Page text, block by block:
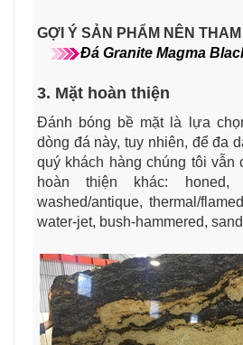
GỢI Ý SẢN PHẨM NÊN
Đá Granite Magma
3. Mặt hoàn thiện
Đánh bóng bề mặt là lựa
dòng đá này, tuy nhiên, để đa
quý khách hàng chúng tôi vẫn
hoàn thiện khác: honed,
washed/antique, thermal/
water-jet, bush-hammered,